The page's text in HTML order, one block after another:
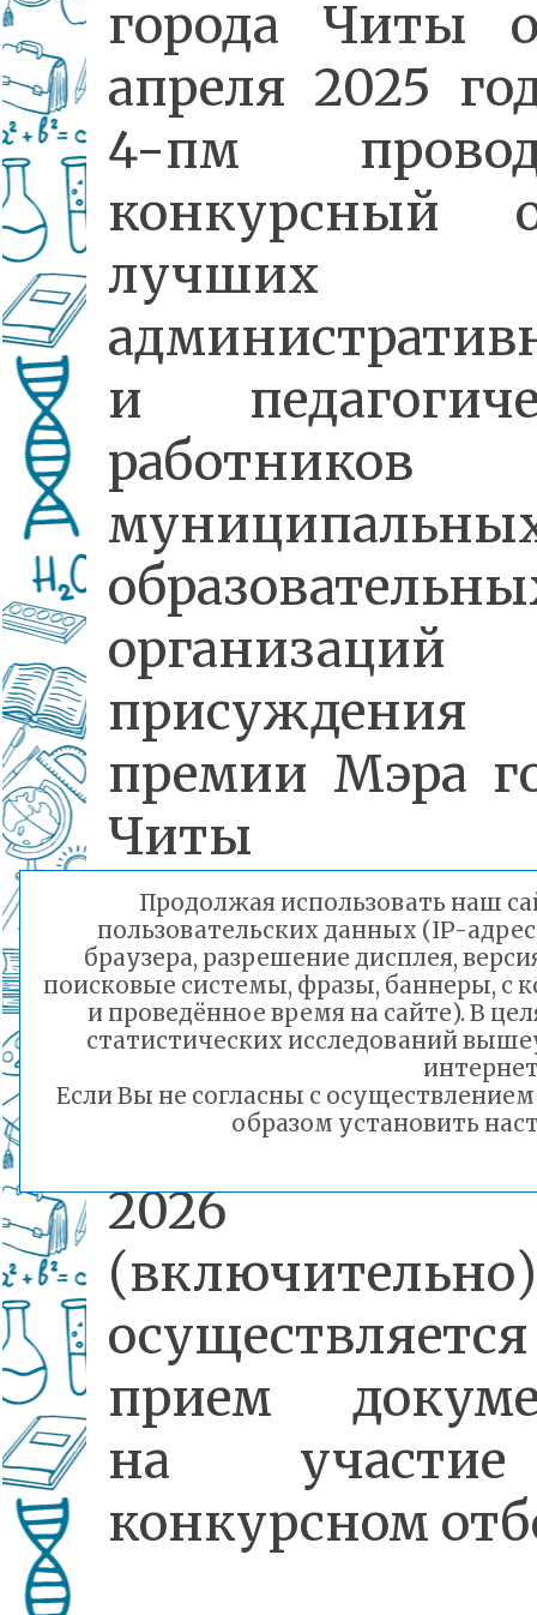
города Читы
апреля 2025
4-пм
конкурсный
лучших
и
работников
присуждения
премии Мэра
Читы
призвание»!
В период с
2026 года по
2026
(включительно)
осуществляется
прием
на
конкурсном
Продолжая использовать наш
пользовательских данных (IP-
браузера, разрешение дисплея,
поисковые системы, фразы, баннеры, с
и проведённое время на сайте). В
статистических исследований
Если Вы не согласны с
образом установить